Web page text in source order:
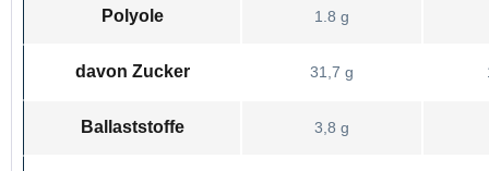
Polyole 1.8 g
davon Zucker 31,7 g
Ballaststoffe 3,8 g